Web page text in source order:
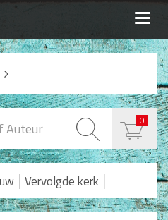
0
| Vervolgde kerk |